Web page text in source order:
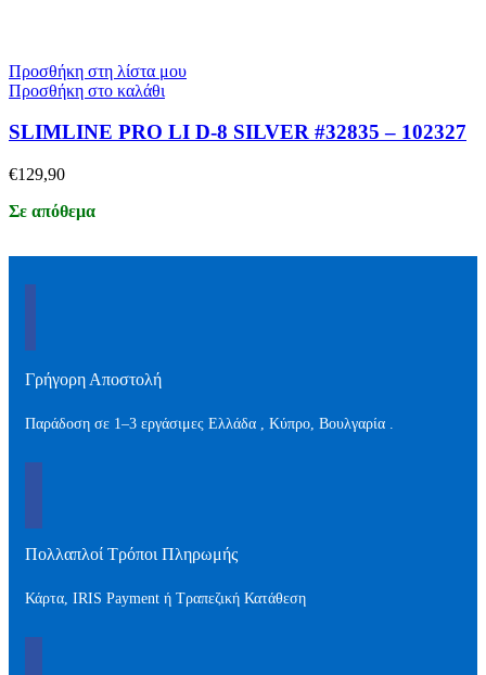
Προσθήκη στη λίστα μου
Προσθήκη στο καλάθι
SLIMLINE PRO LI D-8 SILVER #32835 – 102327
€129,90
Σε απόθεμα
Γρήγορη Αποστολή
Παράδοση σε 1–3 εργάσιμες Ελλάδα , Kύπρο, Βουλγαρία .
Πολλαπλοί Τρόποι Πληρωμής
Κάρτα, IRIS Payment ή Τραπεζική Κατάθεση